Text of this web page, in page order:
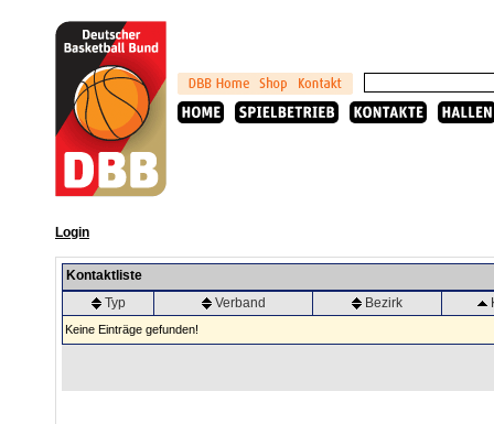
Login
Kontaktliste
Typ
Verband Bezirk
Keine Einträge gefunden!